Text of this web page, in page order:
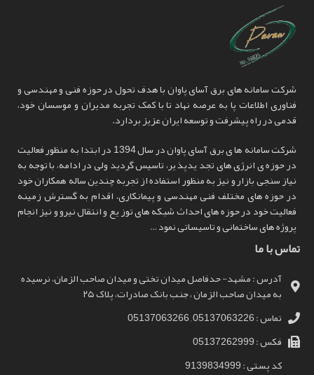
شرکت سامانه های برق آسای پاوان با هدف تحول در حوزه فنی و مهندسی و
فناوری اطلاعات پا به عرصه نهاد تا با کمک تجربه مدیران و موسسان خود،
قدمی در راه پیشرفت و توسعه ایران عزیز بردارد.
شرکت سامانه ها ی برق آسای پاوان در سال 1394 در ابتدا به منظور فعالیت
در حوزه ی انرژی های تجد یدپذ یر، تاسیس گردید ولی در ادامه، با توجه به
نیاز سنجی بازار و نیز به منظور استفاده از تجربه چندین ساله همکاران خود
در حوزه های مختلف فنی مهندسی و پیمانکاری، اقدام به گسترش زمینه
فعالیت خود در حوزه های احداث شبکه های توز یع و انتقال نیرو و نیز انجام
پروژه های ساختمانی و تاسیساتی نمود …
تماس با ما
آدرس : مشهد- حدفاصل میدان تختی و میدان صاحب الزمان، نرسیده
به میدان صاحب الزمان ، جنب بانک صادرات، پلاک ۲۵
تماس : 05137063226 , 05137063266
فکس : 05137262999
کد پستی : 9139834999